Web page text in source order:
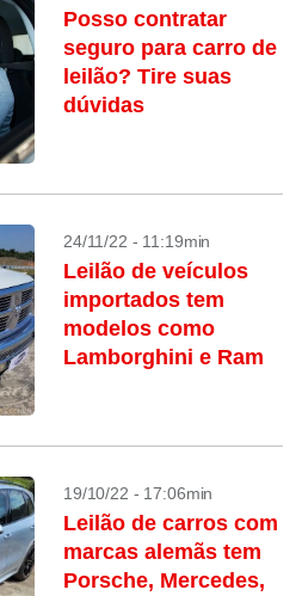
Posso contratar
seguro para carro de
leilão? Tire suas
dúvidas
24/11/22 - 11:19min
Leilão de veículos
importados tem
modelos como
Lamborghini e Ram
19/10/22 - 17:06min
Leilão de carros com
marcas alemãs tem
Porsche, Mercedes,